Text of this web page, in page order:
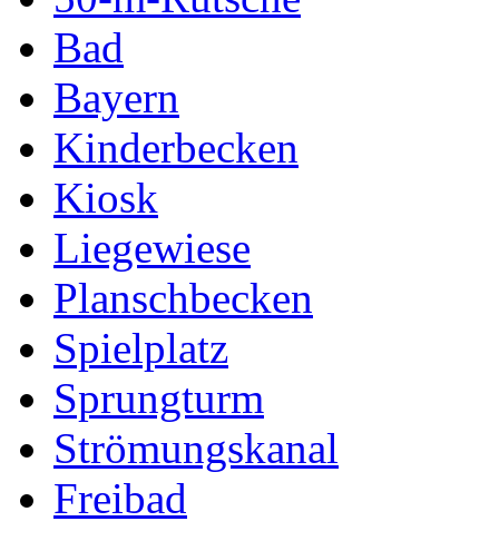
Bad
Bayern
Kinderbecken
Kiosk
Liegewiese
Planschbecken
Spielplatz
Sprungturm
Strömungskanal
Freibad